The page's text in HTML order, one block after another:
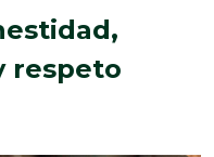
respeto